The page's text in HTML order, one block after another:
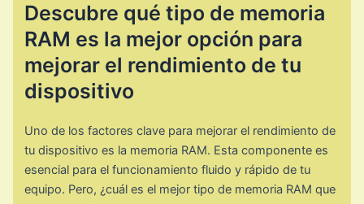
Descubre qué tipo de memoria
RAM es la mejor opción para
mejorar el rendimiento de tu
dispositivo
Uno de los factores clave para mejorar el rendimiento de
tu dispositivo es la memoria RAM. Esta componente es
esencial para el funcionamiento fluido y rápido de tu
equipo. Pero, ¿cuál es el mejor tipo de memoria RAM que